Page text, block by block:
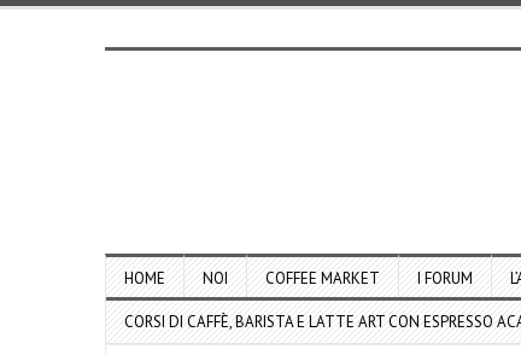
HOME NOI COFFEE MARKET I FORUM
CORSI DI CAFFÈ, BARISTA E LATTE ART CON ESPRESSO